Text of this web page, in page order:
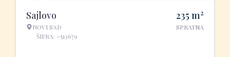
Sajlovo
NOVI SAD
ŠIFRA: #513679
235 m2
SPRATNA